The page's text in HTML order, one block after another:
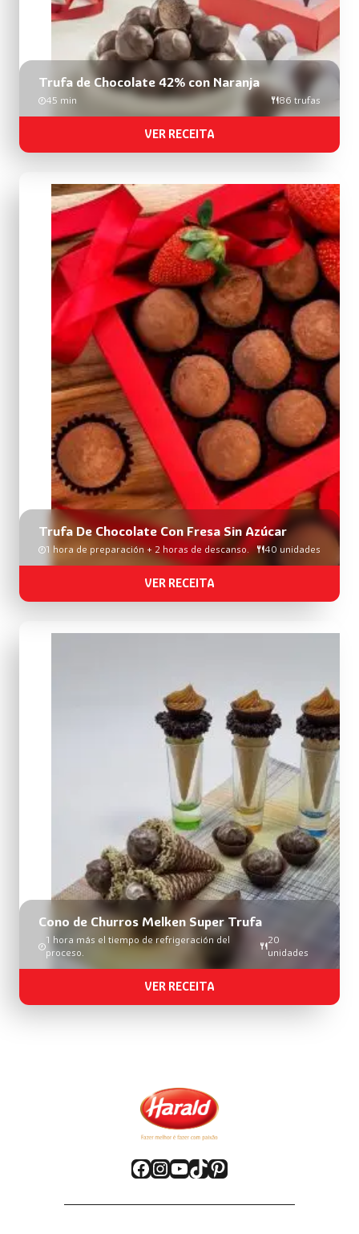
Trufa de Chocolate 42% con Naranja
45 min 86 trufas
VER RECEITA
Trufa De Chocolate Con Fresa Sin Azúcar
1 hora de preparación + 2 horas de descanso. 40 unidades
VER RECEITA
Cono de Churros Melken Super Trufa
1 hora más el tiempo de refrigeración del
proceso.
20
unidades
VER RECEITA
Facebook
Instagram
YouTube
TikTok
Pinterest